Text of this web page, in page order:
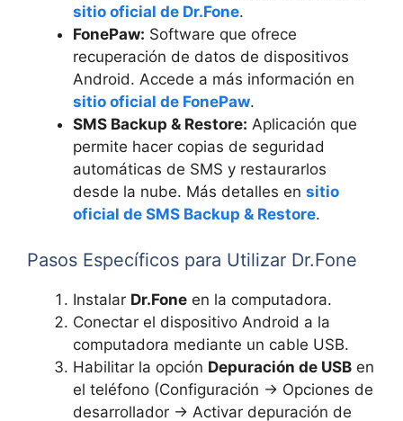
sitio oficial de Dr.Fone.
FonePaw: Software que ofrece
recuperación de datos de dispositivos
Android. Accede a más información en
sitio oficial de FonePaw.
SMS Backup & Restore: Aplicación que
permite hacer copias de seguridad
automáticas de SMS y restaurarlos
desde la nube. Más detalles en sitio
oficial de SMS Backup & Restore.
Pasos Específicos para Utilizar Dr.Fone
Instalar Dr.Fone en la computadora.
Conectar el dispositivo Android a la
computadora mediante un cable USB.
Habilitar la opción Depuración de USB en
el teléfono (Configuración → Opciones de
desarrollador → Activar depuración de